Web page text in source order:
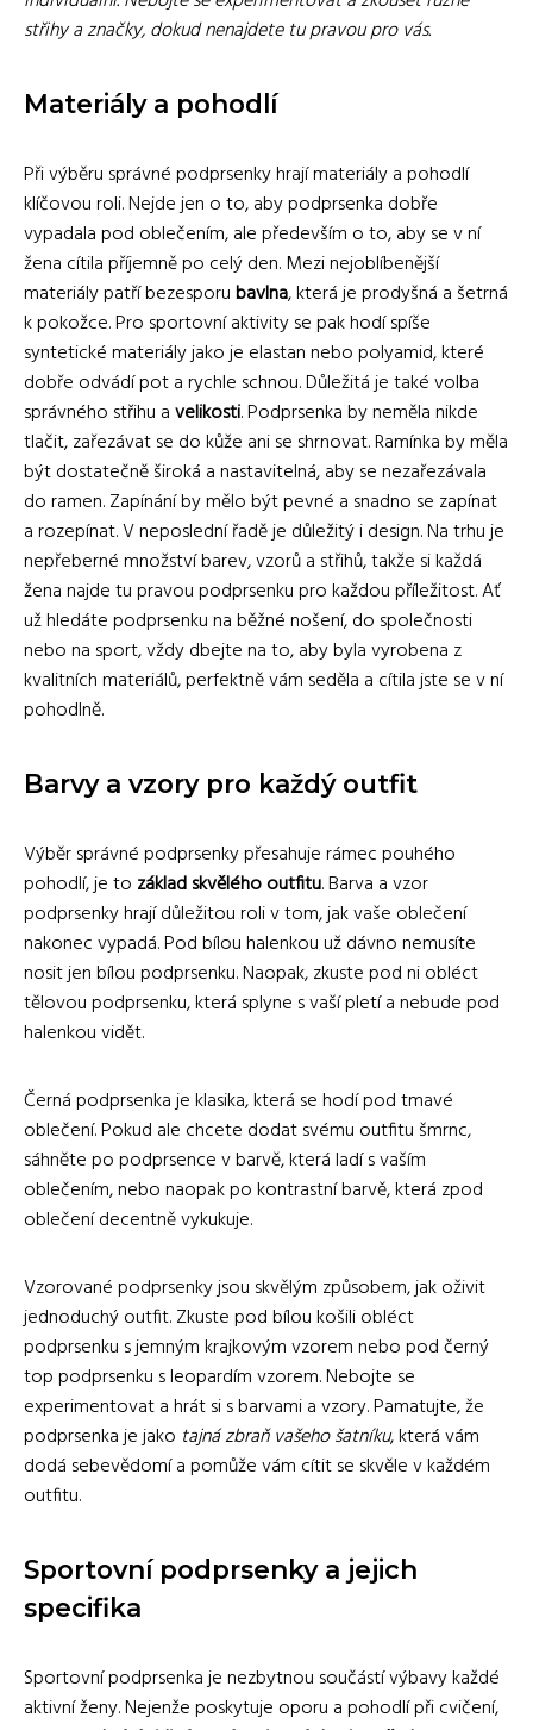
střihy a značky, dokud nenajdete tu pravou pro vás.
Materiály a pohodlí
Při výběru správné podprsenky hrají materiály a pohodlí
klíčovou roli. Nejde jen o to, aby podprsenka dobře
vypadala pod oblečením, ale především o to, aby se v ní
žena cítila příjemně po celý den. Mezi nejoblíbenější
materiály patří bezesporubavlna, která je prodyšná a šetrná
k pokožce. Pro sportovní aktivity se pak hodí spíše
syntetické materiály jako je elastan nebo polyamid, které
dobře odvádí pot a rychle schnou. Důležitá je také volba
správného střihu avelikosti. Podprsenka by neměla nikde
tlačit, zařezávat se do kůže ani se shrnovat. Ramínka by měla
být dostatečně široká a nastavitelná, aby se nezařezávala
do ramen. Zapínání by mělo být pevné a snadno se zapínat
a rozepínat. V neposlední řadě je důležitý i design. Na trhu je
nepřeberné množství barev, vzorů a střihů, takže si každá
žena najde tu pravou podprsenku pro každou příležitost. Ať
už hledáte podprsenku na běžné nošení, do společnosti
nebo na sport, vždy dbejte na to, aby byla vyrobena z
kvalitních materiálů, perfektně vám seděla a cítila jste se v ní
pohodlně.
Barvy a vzory pro každý outfit
Výběr správné podprsenky přesahuje rámec pouhého
pohodlí, je to základ skvělého outfitu. Barva a vzor
podprsenky hrají důležitou roli v tom, jak vaše oblečení
nakonec vypadá. Pod bílou halenkou už dávno nemusíte
nosit jen bílou podprsenku. Naopak, zkuste pod ni obléct
tělovou podprsenku, která splyne s vaší pletí a nebude pod
halenkou vidět.
Černá podprsenka je klasika, která se hodí pod tmavé
oblečení. Pokud ale chcete dodat svému outfitu šmrnc,
sáhněte po podprsence v barvě, která ladí s vaším
oblečením, nebo naopak po kontrastní barvě, která zpod
oblečení decentně vykukuje.
Vzorované podprsenky jsou skvělým způsobem, jak oživit
jednoduchý outfit. Zkuste pod bílou košili obléct
podprsenku s jemným krajkovým vzorem nebo pod černý
top podprsenku s leopardím vzorem. Nebojte se
experimentovat a hrát si s barvami a vzory. Pamatujte, že
podprsenka je jako tajná zbraň vašeho šatníku, která vám
dodá sebevědomí a pomůže vám cítit se skvěle v každém
outfitu.
Sportovní podprsenky a jejich
specifika
Sportovní podprsenka je nezbytnou součástí výbavy každé
aktivní ženy. Nejenže poskytuje oporu a pohodlí při cvičení,